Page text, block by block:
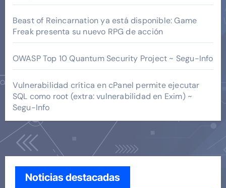
Beast of Reincarnation ya está disponible: Game
Freak presenta su nuevo RPG de acción
OWASP Top 10 Quantum Security Project ~ Segu-Info
Vulnerabilidad crítica en cPanel permite ejecutar
SQL como root (extra: vulnerabilidad en Exim) ~
Segu-Info
Noticias destacadas